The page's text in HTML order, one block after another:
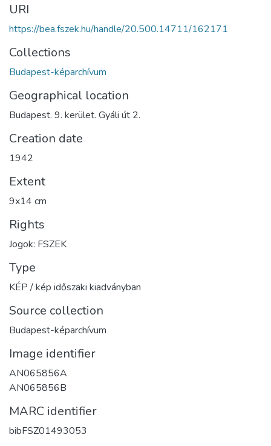
URI
https://bea.fszek.hu/handle/20.500.14711/162171
Collections
Budapest-képarchívum
Geographical location
Budapest. 9. kerület. Gyáli út 2.
Creation date
1942
Extent
9x14 cm
Rights
Jogok: FSZEK
Type
KÉP / kép időszaki kiadványban
Source collection
Budapest-képarchívum
Image identifier
AN065856A
AN065856B
MARC identifier
bibFSZ01493053